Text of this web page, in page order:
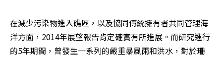
在減少污染物進入礁區，以及協同傳統擁有者共同管理海
洋方面，2014年展望報告肯定確實有所進展。而研究進行
的5年期間，曾發生一系列的嚴重暴風雨和洪水，對於珊